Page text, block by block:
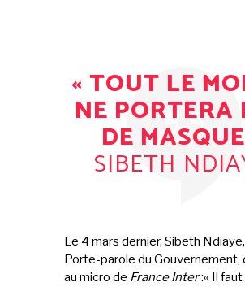
« TOUT LE
NE PORTERA
DE
SIBETH
Le 4 mars dernier, Sibeth Ndiaye,
Porte-parole du Gouvernement,
au micro de France Inter:« Il